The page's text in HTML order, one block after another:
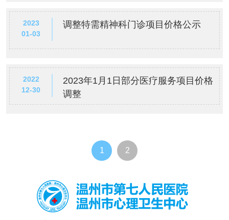
2023
01-03
调整特需精神科门诊项目价格公示
2022
12-30
2023年1月1日部分医疗服务项目价格
调整
1 2